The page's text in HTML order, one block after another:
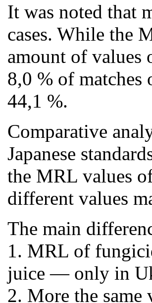
It was noted that
cases. While the
amount of values
8,0 % of
44,1 %.
Comparative
Japanese
the MRL values
different values
The main
1. MRL of
juice — only in
2. More the